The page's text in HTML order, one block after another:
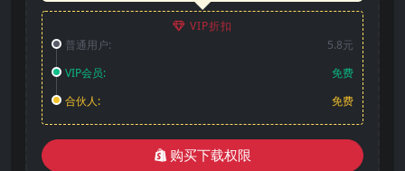
VIP折扣
普通用户:
5.8元
VIP会员:
免费
合伙人:
免费
购买下载权限